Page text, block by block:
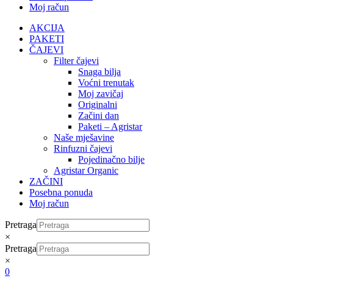
Moj račun
AKCIJA
PAKETI
ČAJEVI
Filter čajevi
Snaga bilja
Voćni trenutak
Moj zavičaj
Originalni
Začini dan
Paketi – Agristar
Naše mješavine
Rinfuzni čajevi
Pojedinačno bilje
Agristar Organic
ZAČINI
Posebna ponuda
Moj račun
Pretraga
×
Pretraga
×
0